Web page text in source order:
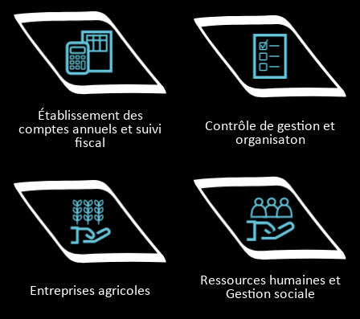
Établissement des
comptes annuels et suivi
ﬁscal
Contrôle de gestion et
organisaton
Entreprises agricoles
Ressources humaines et
Gestion sociale